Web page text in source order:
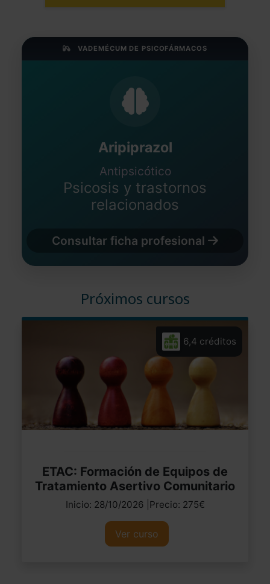
VADEMÉCUM DE PSICOFÁRMACOS
Aripiprazol
Antipsicótico
Psicosis y trastornos
relacionados
Consultar ficha profesional
Próximos cursos
6,4 créditos
ETAC: Formación de Equipos de
Tratamiento Asertivo Comunitario
Inicio: 28/10/2026 |Precio: 275€
Ver curso